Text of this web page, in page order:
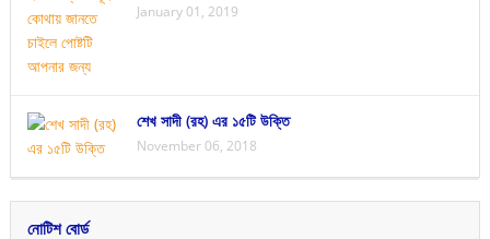
January 01, 2019
শেখ সাদী (রহ) এর ১৫টি উক্তি
November 06, 2018
নোটিশ বোর্ড